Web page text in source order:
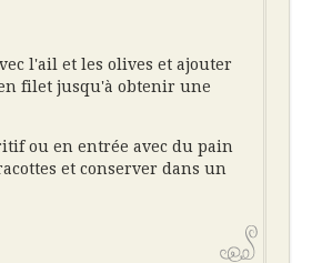
l'ail et les olives et ajouter
filet jusqu'à obtenir une
ou en entrée avec du pain
et conserver dans un